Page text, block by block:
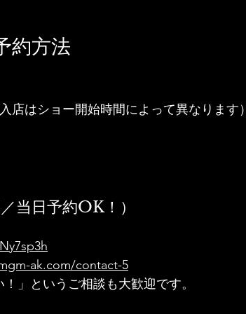
約方法
店はショー開始時間によって異なります
当日予約OK！）
ak.com/contact-5
」というご相談も大歓迎です。